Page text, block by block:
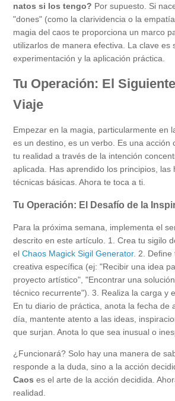
natos si los tengo? Por supuesto. Si
"dones" (como la clarividencia o la
magia del caos te proporciona un marco
utilizarlos de manera efectiva. La clave es
experimentación y la aplicación práctica.
Tu Operación: El
Viaje
Empezar en la magia, particularmente en
es un destino, es un verbo. Es una acción
tu realidad a través de la intención
aplicada. Has aprendido los principios, las
técnicas básicas. Ahora te toca a ti.
Tu Operación: El Desafío de la
Para la próxima semana, implementa el
descrito en este artículo. 1. Crea tu sigilo
el Chaos Magick Sigil Generator. 2. Define
creativa específica (ej: "Recibir una idea
proyecto artístico", "Encontrar una
técnico recurrente"). 3. Realiza la carga y
En tu diario de práctica, anota la fecha de
día, mantente atento a las ideas,
que surjan. Anota lo que sea inusual o
¿Funcionará? Solo hay una manera de
responde a la duda, sino a la acción
Caos es el arte de la acción decidida.
realidad.